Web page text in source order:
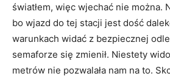
światłem, więc wjechać nie można.
bo wjazd do tej stacji jest dość
warunkach widać z bezpiecznej
semaforze się zmienił. Niestety
metrów nie pozwalała nam na to.